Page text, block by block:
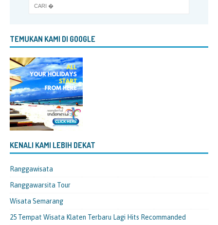
TEMUKAN KAMI DI GOOGLE
KENALI KAMI LEBIH DEKAT
Ranggawisata
Ranggawarsita Tour
Wisata Semarang
25 Tempat Wisata Klaten Terbaru Lagi Hits Recommanded